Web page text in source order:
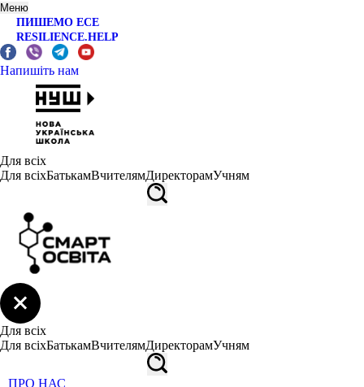
Меню
ПИШЕМО ЕСЕ
RESILIENCE.HELP
Напишіть нам
Для всіх
Для всіхБатькамВчителямДиректорамУчням
Для всіх
Для всіхБатькамВчителямДиректорамУчням
ПРО НАС